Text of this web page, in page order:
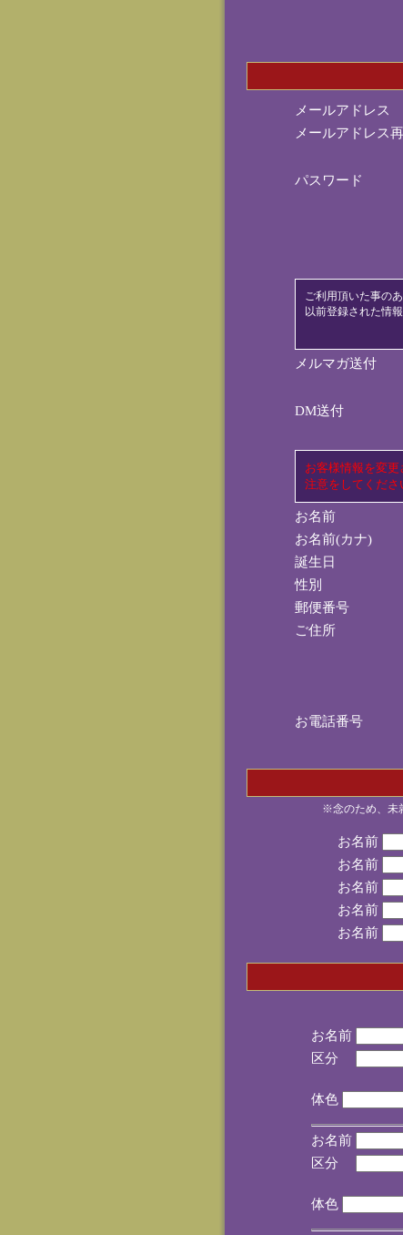
メールアドレス
メールアドレス
パスワード
ご利用頂いた事の
以前登録された情
メルマガ送付
DM送付
お客様情報を変更
注意をしてくだ
お名前
お名前(カナ)
誕生日
性別
郵便番号
ご住所
お電話番号
※念のため、未
お名前
お名前
お名前
お名前
お名前
お名前
区分
(手
体色
お名前
区分
(手
体色